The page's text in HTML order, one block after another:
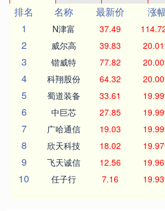
排名
名称 最新价 涨
1
N津富 37.49
2 威尔高 39.83
3 锴威特 77.82
4 科翔股份 64.32
5 蜀道装备 33.61
6 中巨芯 27.85
7 广哈通信 19.03
8 欣天科技 18.02
9 飞天诚信 12.56
10 任子行 7.16